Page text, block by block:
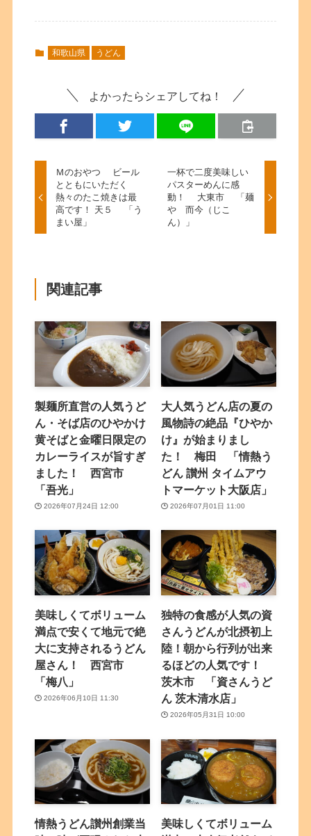
和歌山県 うどん
よかったらシェアしてね！
Ｍのおやつ ビール
とともにいただく
熱々のたこ焼きは最
高です！ 天５ 「う
まい屋」
一杯で二度美味しい
パスターめんに感
動！ 大東市 「麺
や 而今（じこ
ん）」
関連記事
製麺所直営の人気うど
ん・そば店のひやかけ
黄そばと金曜日限定の
カレーライスが旨すぎ
ました！ 西宮市
「吾光」
2026年07月24日 12:00
大人気うどん店の夏の
風物詩の絶品『ひやか
け』が始まりまし
た！ 梅田 「情熱う
どん 讃州 タイムアウ
トマーケット大阪店」
2026年07月01日 11:00
美味しくてボリューム
満点で安くて地元で絶
大に支持されるうどん
屋さん！ 西宮市
「梅八」
2026年06月10日 11:30
独特の食感が人気の資
さんうどんが北摂初上
陸！朝から行列が出来
るほどの人気です！
茨木市 「資さんうど
ん 茨木清水店」
2026年05月31日 10:00
情熱うどん讃州創業当
美味しくてボリューム